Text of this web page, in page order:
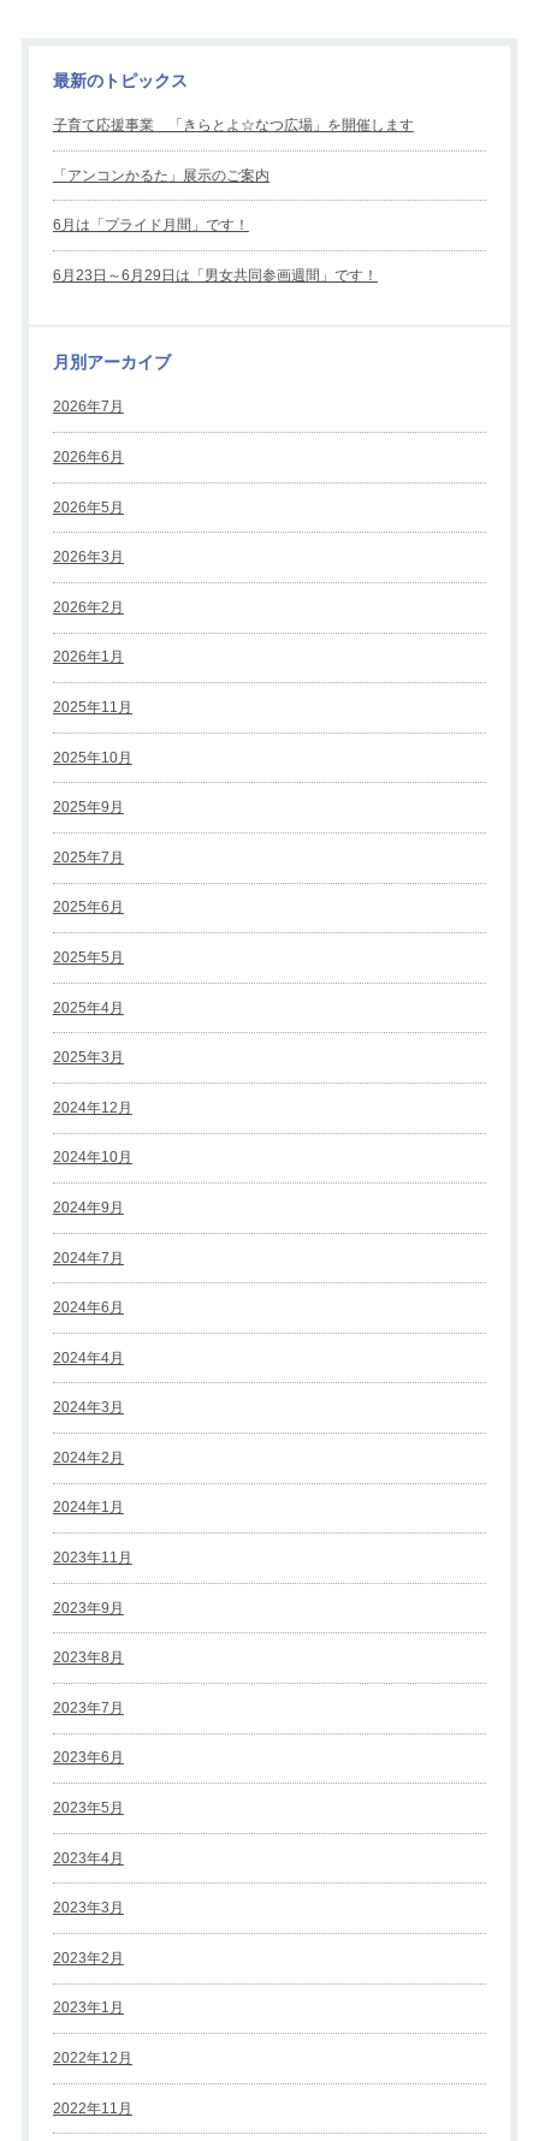
最新のトピックス
子育て応援事業 「きらとよ☆なつ広場」を開催します
「アンコンかるた」展示のご案内
6月は「プライド月間」です！
6月23日～6月29日は「男女共同参画週間」です！
月別アーカイブ
2026年7月
2026年6月
2026年5月
2026年3月
2026年2月
2026年1月
2025年11月
2025年10月
2025年9月
2025年7月
2025年6月
2025年5月
2025年4月
2025年3月
2024年12月
2024年10月
2024年9月
2024年7月
2024年6月
2024年4月
2024年3月
2024年2月
2024年1月
2023年11月
2023年9月
2023年8月
2023年7月
2023年6月
2023年5月
2023年4月
2023年3月
2023年2月
2023年1月
2022年12月
2022年11月